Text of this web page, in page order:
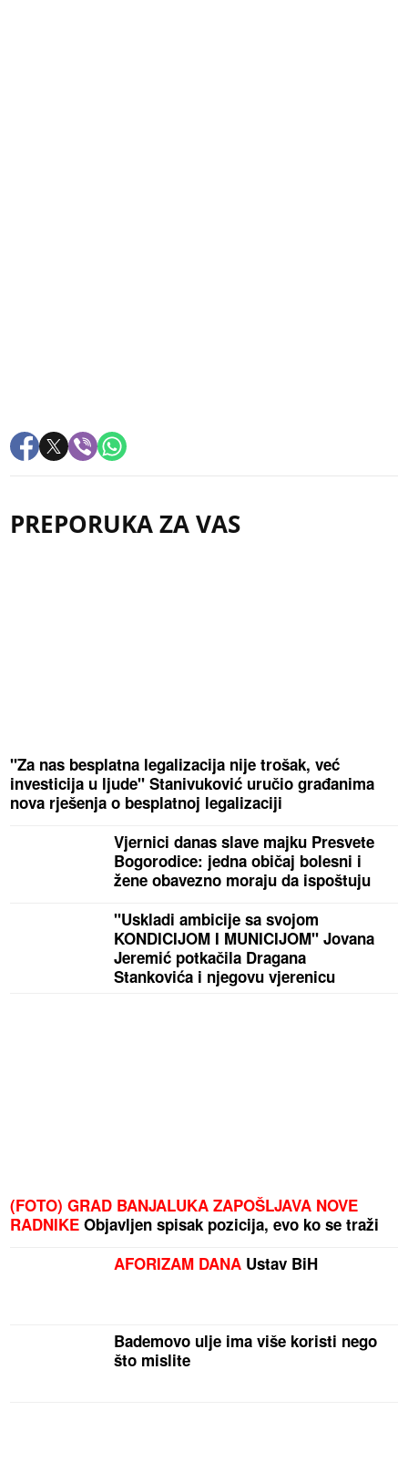
PREPORUKA ZA VAS
"Za nas besplatna legalizacija nije trošak, već
investicija u ljude" Stanivuković uručio građanima
nova rješenja o besplatnoj legalizaciji
Vjernici danas slave majku Presvete
Bogorodice: jedna običaj bolesni i
žene obavezno moraju da ispoštuju
"Uskladi ambicije sa svojom
KONDICIJOM I MUNICIJOM" Jovana
Jeremić potkačila Dragana
Stankovića i njegovu vjerenicu
(FOTO) GRAD BANJALUKA ZAPOŠLJAVA NOVE
RADNIKE Objavljen spisak pozicija, evo ko se traži
AFORIZAM DANA Ustav BiH
Bademovo ulje ima više koristi nego
što mislite